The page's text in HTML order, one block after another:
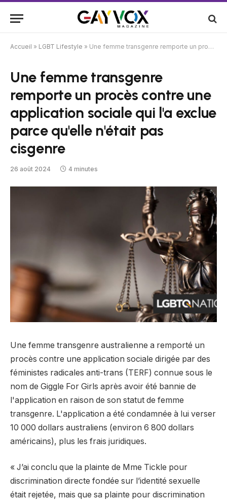
Accueil » LGBT Lifestyle » Une femme transgenre remporte un procès contre une application sociale qui l'a exclue parce qu'elle n'était pas cisgenre
Une femme transgenre
remporte un procès contre une
application sociale qui l'a exclue
parce qu'elle n'était pas
cisgenre
26 août 2024 4 minutes
Une femme transgenre australienne a remporté un
procès contre une application sociale dirigée par des
féministes radicales anti-trans (TERF) connue sous le
nom de Giggle For Girls après avoir été bannie de
l'application en raison de son statut de femme
transgenre. L'application a été condamnée à lui verser
10 000 dollars australiens (environ 6 800 dollars
américains), plus les frais juridiques.
« J’ai conclu que la plainte de Mme Tickle pour
discrimination directe fondée sur l’identité sexuelle
était rejetée, mais que sa plainte pour discrimination